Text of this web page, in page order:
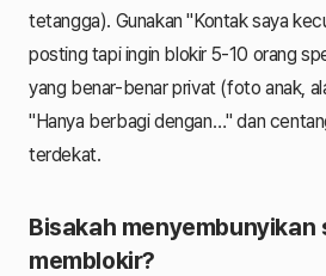
tetangga). Gunakan "Kontak saya
posting tapi ingin blokir 5-10 orang
yang benar-benar privat (foto anak,
"Hanya berbagi dengan…" dan
terdekat.
Bisakah
memblokir?